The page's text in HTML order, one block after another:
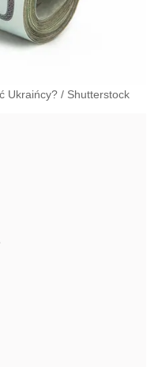
Ukraińcy? / Shutterstock